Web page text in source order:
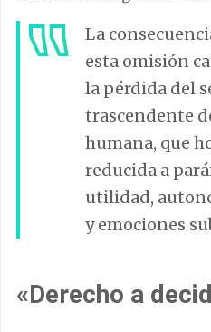
La
esta omisión
la pérdida del
trascendente
humana, que
reducida a
utilidad,
y emociones
«Derecho a